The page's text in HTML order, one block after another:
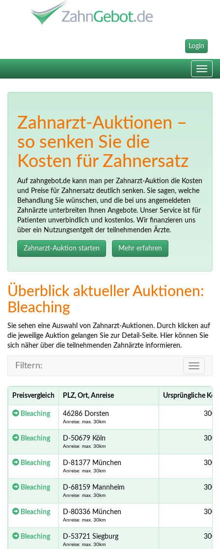
Login
Toggle
Zahnarzt-Auktionen –
so senken Sie die
Kosten für Zahnersatz
Auf zahngebot.de kann man per Zahnarzt-Auktion die Kosten
und Preise für Zahnersatz deutlich senken. Sie sagen, welche
Behandlung Sie wünschen, und die bei uns angemeldeten
Zahnärzte unterbreiten Ihnen Angebote. Unser Service ist für
Patienten unverbindlich und kostenlos. Wir finanzieren uns
über ein Nutzungsentgelt der teilnehmenden Ärzte.
Zahnarzt-Auktion starten Mehr erfahren
Überblick aktueller Auktionen:
Bleaching
Sie sehen eine Auswahl von Zahnarzt-Auktionen. Durch klicken auf
die jeweilige Auktion gelangen Sie zur Detail-Seite. Hier können Sie
sich näher über die teilnehmenden Zahnärzte informieren.
Toggle
Filtern:
Preisvergleich PLZ, Ort, Anreise Ursprüngliche
Bleaching 46286 Dorsten
Anreise: max. 30km
Bleaching D-50679 Köln
Anreise: max. 30km
Bleaching D-81377 München
Anreise: max. 30km
Bleaching D-68159 Mannheim
Anreise: max. 30km
Bleaching D-80336 München
Anreise: max. 30km
Bleaching D-53721 Siegburg
Anreise: max. 30km